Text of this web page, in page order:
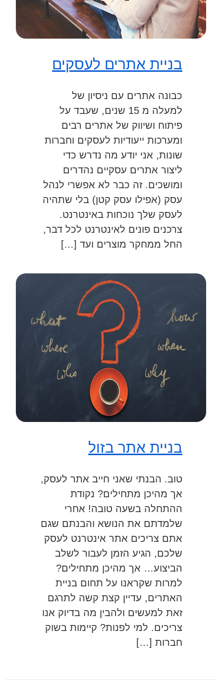
בניית אתרים לעסקים
כבונה אתרים עם ניסיון של
למעלה מ 15 שנים, שעבד על
פיתוח ושיווק של אתרים רבים
ומערכות ייעודיות לעסקים וחברות
שונות, אני יודע מה נדרש כדי
ליצור אתרים עסקיים נהדרים
ומושכים. זה כבר לא אפשרי לנהל
עסק (אפילו עסק קטן) בלי שתהיה
לעסק שלך נוכחות באינטרנט.
צרכנים פונים לאינטרנט לכל דבר,
החל ממחקר מוצרים ועד […]
בניית אתר בזול
טוב. הבנתי שאני חייב אתר לעסק,
אך מהיכן מתחילים? נקודת
ההתחלה בשעה טובה! אחרי
שלמדתם את הנושא והבנתם שגם
אתם צריכים אתר אינטרנט לעסק
שלכם, הגיע הזמן לעבור לשלב
הביצוע… אך מהיכן מתחילים?
למרות שקראנו על תחום בניית
האתרים, עדיין קצת קשה לתרגם
זאת למעשים ולהבין מה בדיוק אנו
צריכים. למי לפנות? קיימות בשוק
חברות […]